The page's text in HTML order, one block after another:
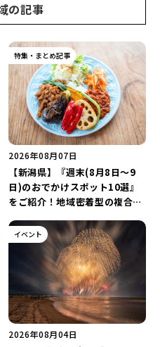
の記事
特集・まとめ記事
2026年08月07日
【新潟県】『週末(8月8日～9
日)のおでかけスポット10選』
をご紹介！地域密着型の複合施
ナ丸大新潟のサマーフェスタ
2026」がおすすめ♪
イベント
2026年08月04日